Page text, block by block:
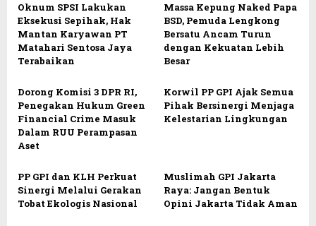
Oknum SPSI Lakukan
Eksekusi Sepihak, Hak
Mantan Karyawan PT
Matahari Sentosa Jaya
Terabaikan
Massa Kepung Naked Papa
BSD, Pemuda Lengkong
Bersatu Ancam Turun
dengan Kekuatan Lebih
Besar
Dorong Komisi 3 DPR RI,
Penegakan Hukum Green
Financial Crime Masuk
Dalam RUU Perampasan
Aset
Korwil PP GPI Ajak Semua
Pihak Bersinergi Menjaga
Kelestarian Lingkungan
PP GPI dan KLH Perkuat
Sinergi Melalui Gerakan
Tobat Ekologis Nasional
Muslimah GPI Jakarta
Raya: Jangan Bentuk
Opini Jakarta Tidak Aman